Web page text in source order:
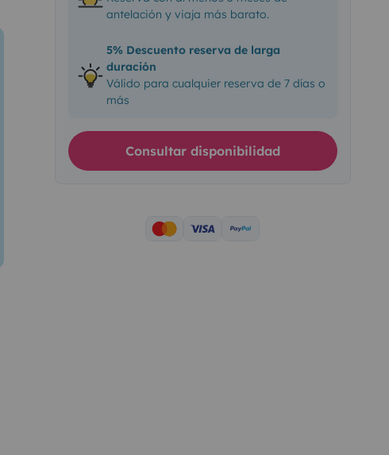
antelación y viaja más barato.
5% Descuento reserva de larga
duración
Válido para cualquier reserva de 7 días o
más
Consultar disponibilidad